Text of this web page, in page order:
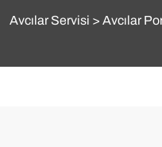
Avcılar Servisi Avcılar